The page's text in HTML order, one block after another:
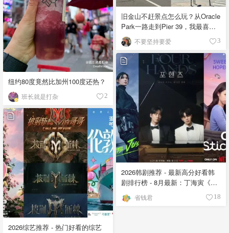
旧金山不赶景点怎么玩？从Oracle
Park一路走到Pier 39，我最喜欢
的一天不要坚持要爱 3
纽约80度竟然比加州100度还热？
班长就是打杂 2
2026韩剧推荐 - 最新高分好看韩
剧排行榜 - 8月最新：丁海寅《我
的荒糖恋爱 》上线❣️
省钱君 18
2026综艺推荐 - 热门好看的综艺